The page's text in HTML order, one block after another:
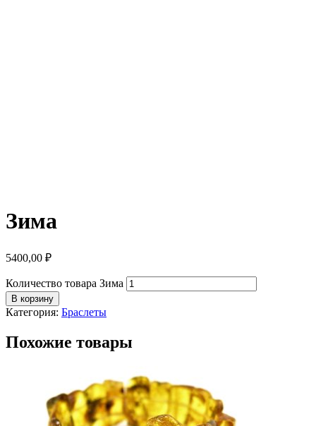
Зима
5400,00 ₽
Количество товара Зима
В корзину
Категория: Браслеты
Похожие товары